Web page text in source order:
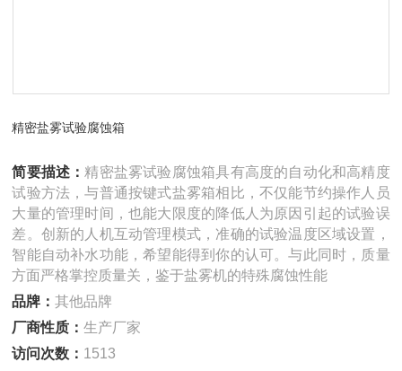
精密盐雾试验腐蚀箱
简要描述： 精密盐雾试验腐蚀箱具有高度的自动化和高精度
试验方法，与普通按键式盐雾箱相比，不仅能节约操作人员
大量的管理时间，也能大限度的降低人为原因引起的试验误
差。创新的人机互动管理模式，准确的试验温度区域设置，
智能自动补水功能，希望能得到你的认可。与此同时，质量
方面严格掌控质量关，鉴于盐雾机的特殊腐蚀性能
品牌：其他品牌
厂商性质：生产厂家
访问次数： 1513